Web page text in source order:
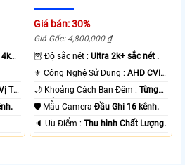
4k
Trí
Giá bán: 30%
Giá Gốc: 4,800,000 ₫
🦉 Độ sắc nét :Ultra 2k+ sắc nét .
⚜️ Công Nghệ Sử Dụng :AHD CVI
TVI BCS.
🌙 Khoảng Cách Ban Đêm :Từng
Vị Trí Camera .
🛡 Mẫu CameraĐầu Ghi 16 kênh.
️🔈 Ưu Điểm :Thu hình Chất Lượng.